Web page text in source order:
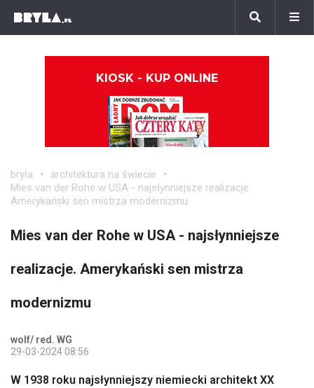
KIOSK - KUP ONLINE
bryła
architektura na świecie
Mies van der Rohe w USA - najsłynniejsze realizacje.
Amerykański sen mistrza modernizmu
Mies van der Rohe w USA - najsłynniejsze
realizacje. Amerykański sen mistrza
modernizmu
wolf/ red. WG
29-03-2024 08:56
W 1938 roku najsłynniejszy niemiecki architekt XX